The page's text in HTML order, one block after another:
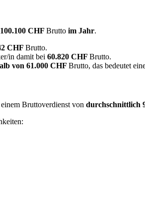
100.100 CHF Brutto im Jahr.
CHF Brutto.
in damit bei 60.820 CHF Brutto.
von 61.000 CHF Brutto, das bedeutet
Bruttoverdienst von durchschnittlich